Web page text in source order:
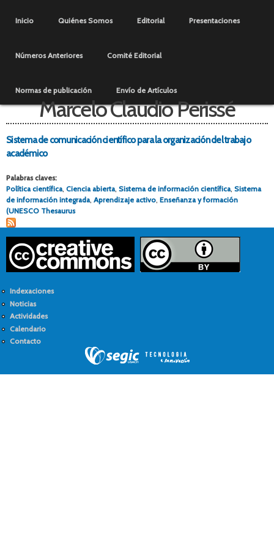
contenido
Menú principal
Inicio Quiénes Somos Editorial Presentaciones
Números Anteriores Comité Editorial
Normas de publicación Envío de Artículos
Marcelo Claudio Perissé
Sistema de comunicación científico para la organización del trabajo
académico
Palabras claves:
Política científica, Ciencia abierta, Sistema de información científica, Sistema
de información integrada, Aprendizaje activo, Enseñanza y formación
(UNESCO Thesaurus
Indexaciones
Noticias
Actividades
Calendario
Contacto